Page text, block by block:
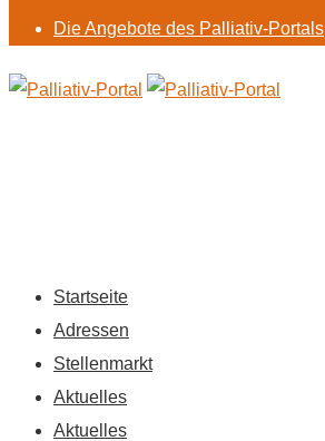
Die Angebote des Palliativ-Portals
Startseite
Adressen
Stellenmarkt
Aktuelles
Aktuelles